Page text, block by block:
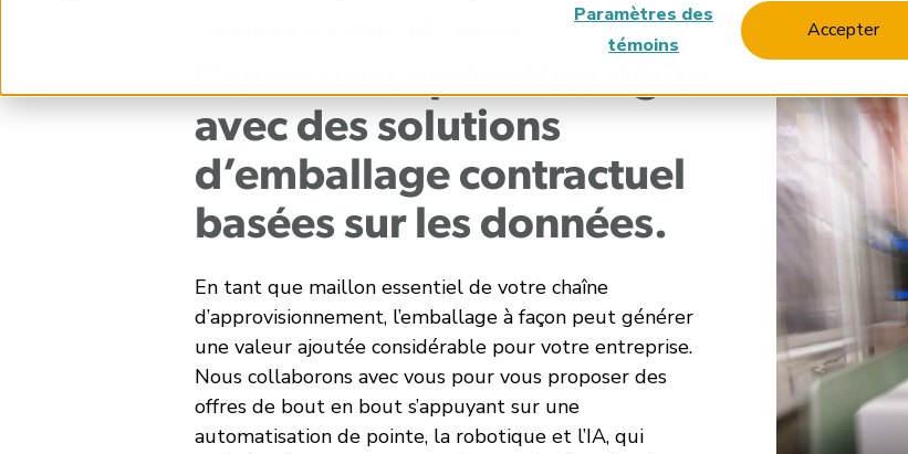
Paramètres des
témoins
Accepter
avec des solutions
d’emballage contractuel
basées sur les données.
En tant que maillon essentiel de votre chaîne
d’approvisionnement, l’emballage à façon peut générer
une valeur ajoutée considérable pour votre entreprise.
Nous collaborons avec vous pour vous proposer des
offres de bout en bout s’appuyant sur une
automatisation de pointe, la robotique et l’IA, qui